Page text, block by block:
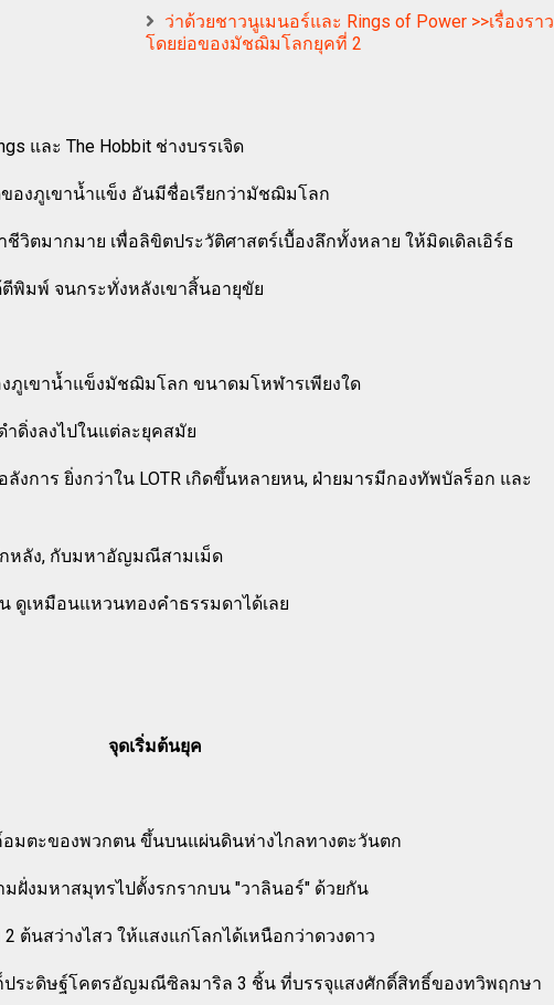
ว่าด้วยชาวนูเมนอร์และ Rings of Power >>เรื่องราว
โดยย่อของมัชฌิมโลกยุคที่ 2
และ The Hobbit ช่างบรรเจิด
องภูเขาน้ำแข็ง อันมีชื่อเรียกว่ามัชฌิมโลก
ชีวิตมากมาย เพื่อลิขิตประวัติศาสตร์เบื้องลึกทั้งหลาย ให้มิดเดิลเอิร์ธ
พิมพ์ จนกระทั่งหลังเขาสิ้นอายุขัย
งภูเขาน้ำแข็งมัชฌิมโลก ขนาดมโหฬารเพียงใด
ำดิ่งลงไปในแต่ละยุคสมัย
งการ ยิ่งกว่าใน LOTR เกิดขึ้นหลายหน, ฝ่ายมารมีกองทัพบัลร็อก และ
หลัง, กับมหาอัญมณีสามเม็ด
ดูเหมือนแหวนทองคำธรรมดาได้เลย
จุดเริ่มต้นยุค
อมตะของพวกตน ขึ้นบนแผ่นดินห่างไกลทางตะวันตก
ฝั่งมหาสมุทรไปตั้งรกรากบน "วาลินอร์" ด้วยกัน
ต้นสว่างไสว ให้แสงแก่โลกได้เหนือกว่าดวงดาว
ประดิษฐ์โคตรอัญมณีซิลมาริล 3 ชิ้น ที่บรรจุแสงศักดิ์สิทธิ์ของทวิพฤกษา